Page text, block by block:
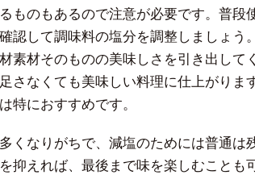
ものもあるので注意が必要です。普段
認して調味料の塩分を調整しましょう
素材そのものの美味しさを引き出して
さなくても美味しい料理に仕上がりま
特におすすめです。
くなりがちで、減塩のためには普通は
抑えれば、最後まで味を楽しむことも